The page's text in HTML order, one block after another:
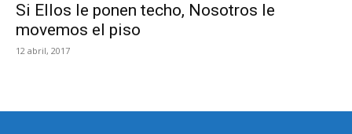
Si Ellos le ponen techo, Nosotros le
movemos el piso
12 abril, 2017